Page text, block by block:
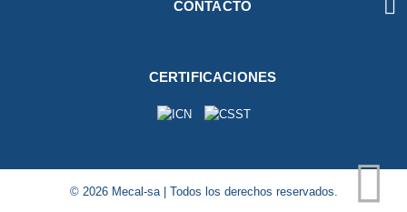
CONTACTO 
CERTIFICACIONES